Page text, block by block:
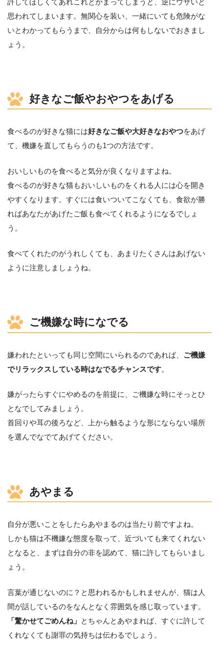
思われてしまいます。無関心を装い、一緒にいても危険がな
いとわかってもらうまで、自分からは何もしないでおきまし
ょう。
好きなご飯やおやつをあげる
食べるのが好きな猫には好きなご飯や大好きなおやつをあげ
て、機嫌を直してもらうのも1つの方法です。
おいしいものを食べると気分が良くなりますよね。
食べるのが好きな猫もおいしいものをくれる人には心を開き
やすくなります。すぐには食いついてこなくても、食欲が勝
ればあなたがあげたご飯も食べてくれるようになるでしょ
う。
食べてくれたのがうれしくても、あまりたくさんはあげない
ように注意しましょうね。
ご機嫌な時になでる
嫌われたといっても同じ空間にいられるのであれば、 ご機嫌
でリラックスしている時はなでるチャンスです。
嫌がったらすぐにやめるのを前提に、ご機嫌な時にそっとひ
となでしてみましょう。
首回りや耳の後ろなど、上から触るような形にならない場所
を選んでなでてあげてください。
あやまる
自分が悪いことをしたらあやまるのは当たり前ですよね。
しかも猫は不機嫌な態度を取って、近づいても来てくれない
となると、まずは自分の非を認めて、猫に許してもらいまし
ょう。
言葉が通じないのに？と思われるかもしれませんが、猫は人
間が話しているのをなんとなく雰囲気を感じ取っています。
「驚かせてごめんね」 とちゃんとあやまれば、すぐに許して
くれなくても謝罪の気持ちは伝わるでしょう。